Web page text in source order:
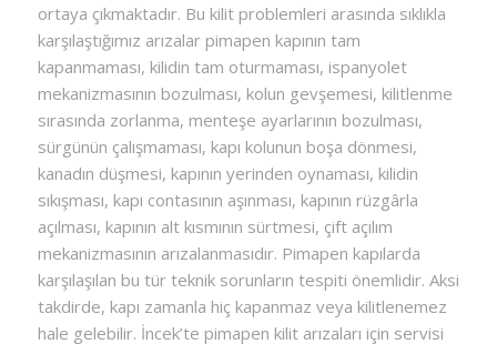
ortaya çıkmaktadır. Bu kilit problemleri arasında sıklıkla
karşılaştığımız arızalar pimapen kapının tam
kapanmaması, kilidin tam oturmaması, ispanyolet
mekanizmasının bozulması, kolun gevşemesi, kilitlenme
sırasında zorlanma, menteşe ayarlarının bozulması,
sürgünün çalışmaması, kapı kolunun boşa dönmesi,
kanadın düşmesi, kapının yerinden oynaması, kilidin
sıkışması, kapı contasının aşınması, kapının rüzgârla
açılması, kapının alt kısmının sürtmesi, çift açılım
mekanizmasının arızalanmasıdır. Pimapen kapılarda
karşılaşılan bu tür teknik sorunların tespiti önemlidir. Aksi
takdirde, kapı zamanla hiç kapanmaz veya kilitlenemez
hale gelebilir. İncek’te pimapen kilit arızaları için servisi